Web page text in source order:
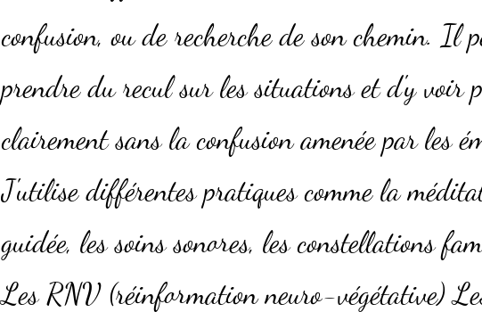
confusion, ou de recherche de son chemin. Il
prendre du recul sur les situations et d'y voir
clairement sans la confusion amenée par les
J'utilise différentes pratiques comme la
guidée, les soins sonores, les constellations
Les RNV (réinformation neuro-végétative)